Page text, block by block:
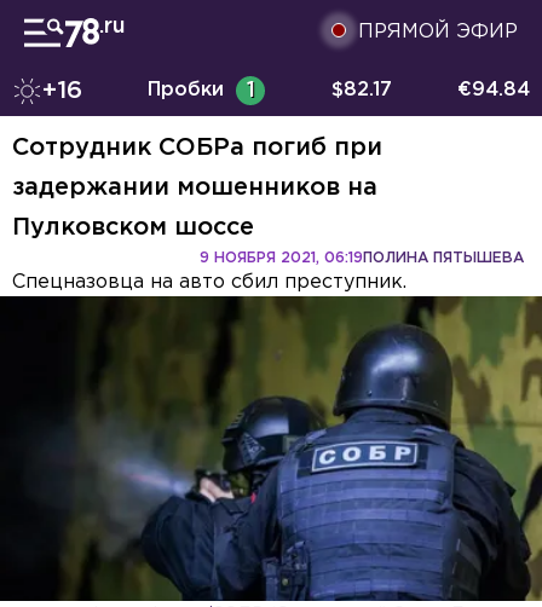
ПРЯМОЙ ЭФИР
+16 Пробки 1 $82.17 €94.84
Сотрудник СОБРа погиб при
задержании мошенников на
Пулковском шоссе
ПОЛИНА ПЯТЫШЕВА
9 НОЯБРЯ 2021, 06:19
Спецназовца на авто сбил преступник.